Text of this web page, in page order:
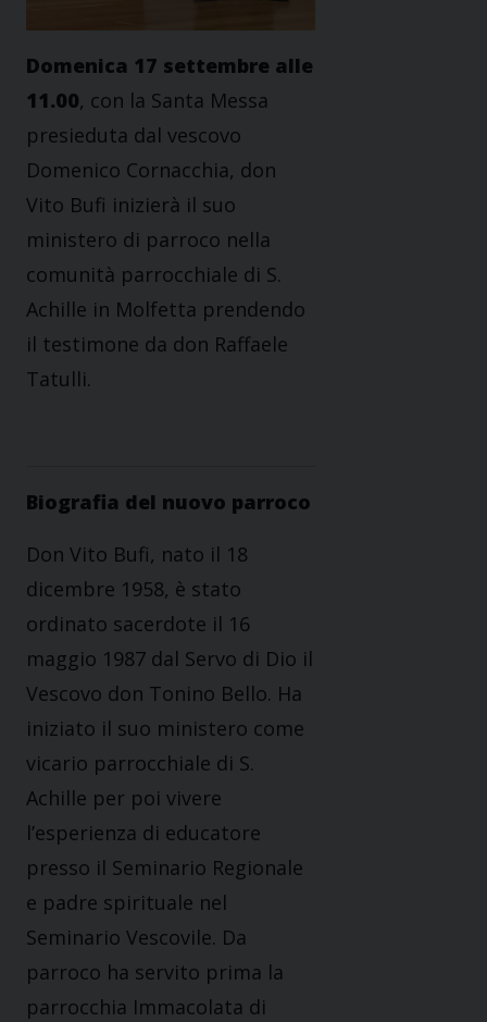
Domenica 17 settembre alle
11.00, con la Santa Messa
presieduta dal vescovo
Domenico Cornacchia, don
Vito Bufi inizierà il suo
ministero di parroco nella
comunità parrocchiale di S.
Achille in Molfetta prendendo
il testimone da don Raffaele
Tatulli.
Biografia del nuovo parroco
Don Vito Bufi, nato il 18
dicembre 1958, è stato
ordinato sacerdote il 16
maggio 1987 dal Servo di Dio il
Vescovo don Tonino Bello. Ha
iniziato il suo ministero come
vicario parrocchiale di S.
Achille per poi vivere
l’esperienza di educatore
presso il Seminario Regionale
e padre spirituale nel
Seminario Vescovile. Da
parroco ha servito prima la
parrocchia Immacolata di